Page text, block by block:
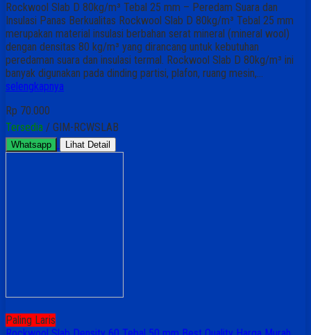
Rockwool Slab D 80kg/m³ Tebal 25 mm – Peredam Suara dan
Insulasi Panas Berkualitas Rockwool Slab D 80kg/m³ Tebal 25 mm
merupakan material insulasi berbahan serat mineral (mineral wool)
dengan densitas 80 kg/m³ yang dirancang untuk kebutuhan
peredaman suara dan insulasi termal. Rockwool Slab D 80kg/m³ ini
banyak digunakan pada dinding partisi, plafon, ruang mesin,…
selengkapnya
Rp 70.000
Tersedia / GIM-RCWSLAB
Whatsapp Lihat Detail
Paling Laris